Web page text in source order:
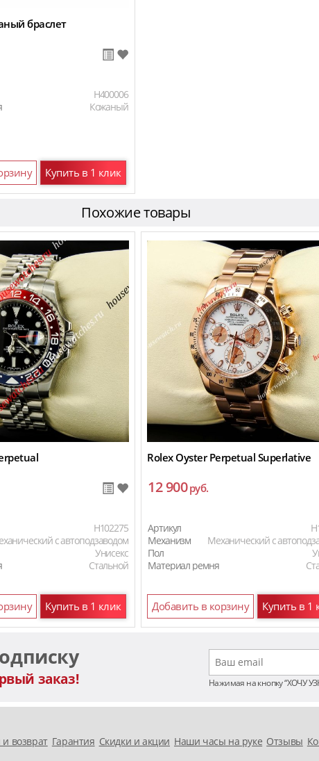
браслет
H400006
Кожаный
Купить в 1 клик
Похожие товары
H102275
с автоподзаводом
Унисекс
Стальной
Купить в 1 клик
Rolex Oyster Perpetual Superlative
12 900руб.
Артикул
Механизм
Механический с
Пол
Материал ремня
Добавить в корзину Купить в 1
заказ! Нажимая на кнопку “ХОЧУ
возврат Гарантия Скидки и акции Наши часы на руке Отзывы